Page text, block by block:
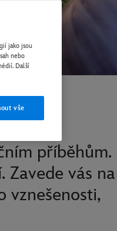
příběhům.
Zavede vás na
vznešenosti,
jako jsou
nebo
Další
vše